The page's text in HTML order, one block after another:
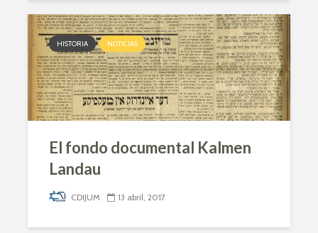
HISTORIA NOTICIAS
El fondo documental Kalmen
Landau
CDIJUM 13 abril, 2017